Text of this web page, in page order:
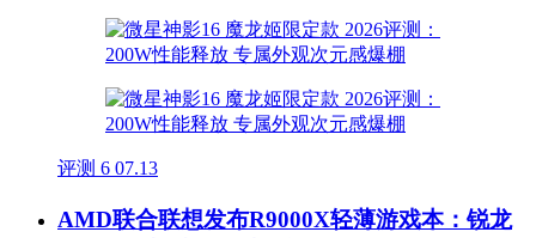
评测 6 07.13
AMD联合联想发布R9000X轻薄游戏本：锐龙